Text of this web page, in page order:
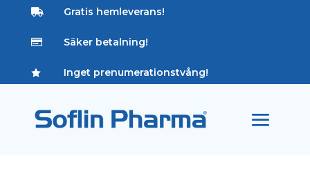
 Gratis hemleverans!
 Säker betalning!
 Inget prenumerationstvång!